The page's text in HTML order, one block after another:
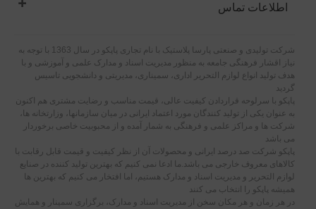
اطلاعات تماس
شرکت تولیدی و صنعتی پارسا پلاستیک با نام تجاری پاپکو در سال 1363 با توجه به
نیاز اقشار فرهنگی جامعه به منظور مدیریت اسناد و مدارک علمی و آموزشی و با
هدف تولید انواع لوازم التحریر اداری، سمیناری، مدیریتی و دانشجویی تاسیس
گردید
پاپکو با سرلوحه قراردادن کیفیت عالی، قیمت مناسب و رضایت مشتری هم اکنون
به عنوان یکی از تولید کنندگان مورد اعتماد ایرانی در میان سازمانها، وزارتخانه ها،
شرکت ها و مراکز علمی و فرهنگی به شمار آمده و از محبوبیت خاصی برخوردار
می باشد
پاپکو شرکت صد درصد ایرانی و محصولات آن از نظر کیفیت و قیمت قابل رقابت با
کالاهای معروف خارجی می باشد.ما ادعا نمی کنیم که بهترین تولید کننده در صنایع
لوازم التحریر و مدیریت اسناد و مدارک هستیم، اما افتخار می کنیم که بهترین ها
همیشه پاپکو را انتخاب می کنند
در هر زمان و هر مکان سخن از مدیریت اسناد و مدارک، برگزاری سمینار و همایش